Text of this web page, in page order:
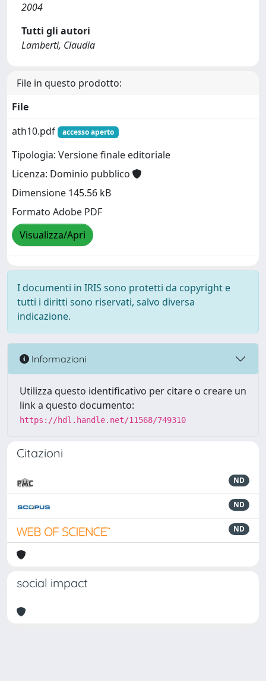
2004
Tutti gli autori
Lamberti, Claudia
File in questo prodotto:
File
ath10.pdf
accesso aperto
Tipologia: Versione finale editoriale
Licenza: Dominio pubblico
Dimensione 145.56 kB
Formato Adobe PDF
Visualizza/Apri
I documenti in IRIS sono protetti da copyright e
tutti i diritti sono riservati, salvo diversa
indicazione.
Informazioni
Utilizza questo identificativo per citare o creare un
link a questo documento:
https://hdl.handle.net/11568/749310
Citazioni
ND
ND
ND
social impact